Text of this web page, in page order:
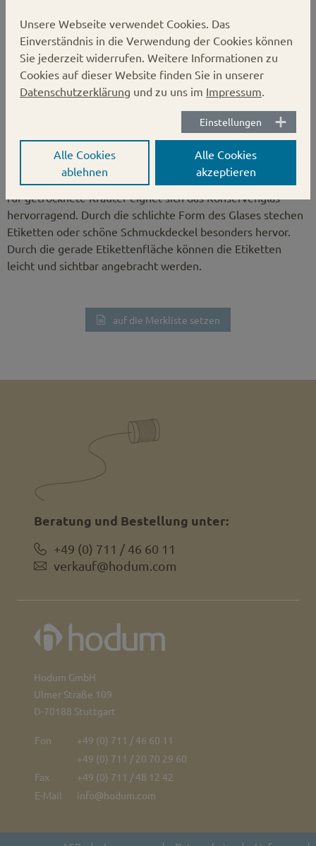
Honiggläser
Marmeladengläser
Pestogläser
Senfgläser
Gewürzgläser
Kräutergläser
Ein absoluter Alleskönner. Das 208ml Allzweckglas für die
Abfüllung von Senf, Kapern, Chutney und Konfitüre. Auch
für getrocknete Kräuter eignet sich das Konservenglas
hervorragend. Durch die schlichte Form des Glases stechen
Etiketten oder schöne Schmuckdeckel besonders hervor.
Durch die gerade Etikettenfläche können die Etiketten
leicht und sichtbar angebracht werden.
auf die Merkliste setzen
Hodum GmbH
Ulmer Straße 109
D-70188 Stuttgart
Fon
+49 (0) 711 / 46 60 11
+49 (0) 711 / 20 70 29 60
Fax
+49 (0) 711 / 48 12 42
E-Mail
info@hodum.com
Beratung und Bestellung unter:
+49 (0) 711 / 46 60 11
verkauf@hodum.com
Unsere Webseite verwendet Cookies. Das
Einverständnis in die Verwendung der Cookies können
Sie jederzeit widerrufen. Weitere Informationen zu
Cookies auf dieser Website finden Sie in unserer
Datenschutzerklärung und zu uns im Impressum.
Einstellungen
Alle Cookies
ablehnen
Alle Cookies
akzeptieren